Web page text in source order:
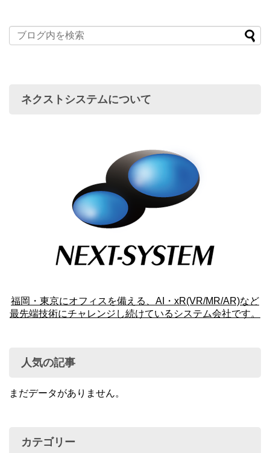
ネクストシステムについて
福岡・東京にオフィスを備える、AI・xR(VR/MR/AR)など
最先端技術にチャレンジし続けているシステム会社です。
人気の記事
まだデータがありません。
カテゴリー